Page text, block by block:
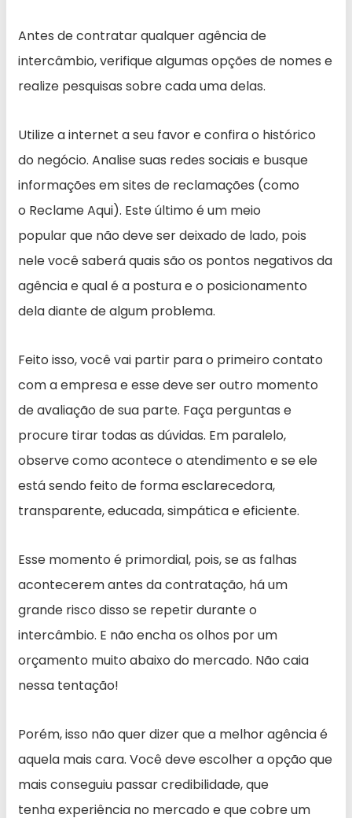
Antes de contratar qualquer agência de
intercâmbio, verifique algumas opções de nomes e
realize pesquisas sobre cada uma delas.
Utilize a internet a seu favor e confira o histórico
do negócio. Analise suas redes sociais e busque
informações em sites de reclamações (como
o Reclame Aqui). Este último é um meio
popular que não deve ser deixado de lado, pois
nele você saberá quais são os pontos negativos da
agência e qual é a postura e o posicionamento
dela diante de algum problema.
Feito isso, você vai partir para o primeiro contato
com a empresa e esse deve ser outro momento
de avaliação de sua parte. Faça perguntas e
procure tirar todas as dúvidas. Em paralelo,
observe como acontece o atendimento e se ele
está sendo feito de forma esclarecedora,
transparente, educada, simpática e eficiente.
Esse momento é primordial, pois, se as falhas
acontecerem antes da contratação, há um
grande risco disso se repetir durante o
intercâmbio. E não encha os olhos por um
orçamento muito abaixo do mercado. Não caia
nessa tentação!
Porém, isso não quer dizer que a melhor agência é
aquela mais cara. Você deve escolher a opção que
mais conseguiu passar credibilidade, que
tenha experiência no mercado e que cobre um